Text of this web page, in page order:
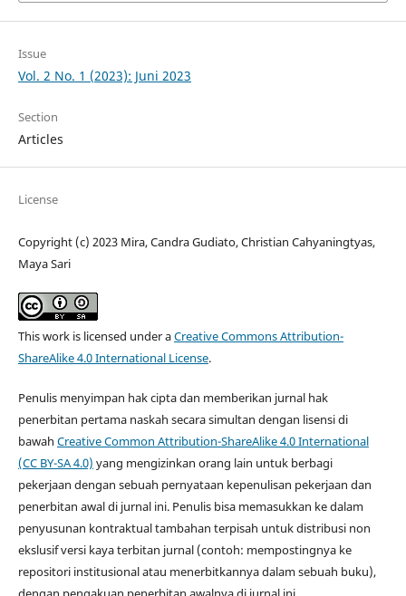
Issue
Vol. 2 No. 1 (2023): Juni 2023
Section
Articles
License
Copyright (c) 2023 Mira, Candra Gudiato, Christian Cahyaningtyas,
Maya Sari
This work is licensed under aCreative Commons Attribution-
ShareAlike 4.0 International License.
Penulis menyimpan hak cipta dan memberikan jurnal hak
penerbitan pertama naskah secara simultan dengan lisensi di
bawah Creative Common Attribution-ShareAlike 4.0 International
(CC BY-SA 4.0) yang mengizinkan orang lain untuk berbagi
pekerjaan dengan sebuah pernyataan kepenulisan pekerjaan dan
penerbitan awal di jurnal ini. Penulis bisa memasukkan ke dalam
penyusunan kontraktual tambahan terpisah untuk distribusi non
ekslusif versi kaya terbitan jurnal (contoh: mempostingnya ke
repositori institusional atau menerbitkannya dalam sebuah buku),